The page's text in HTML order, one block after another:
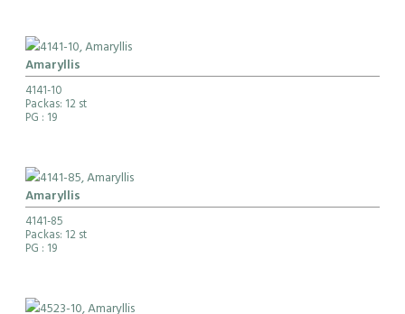
Amaryllis
4141-10
Packas: 12 st
PG : 19
Amaryllis
4141-85
Packas: 12 st
PG : 19